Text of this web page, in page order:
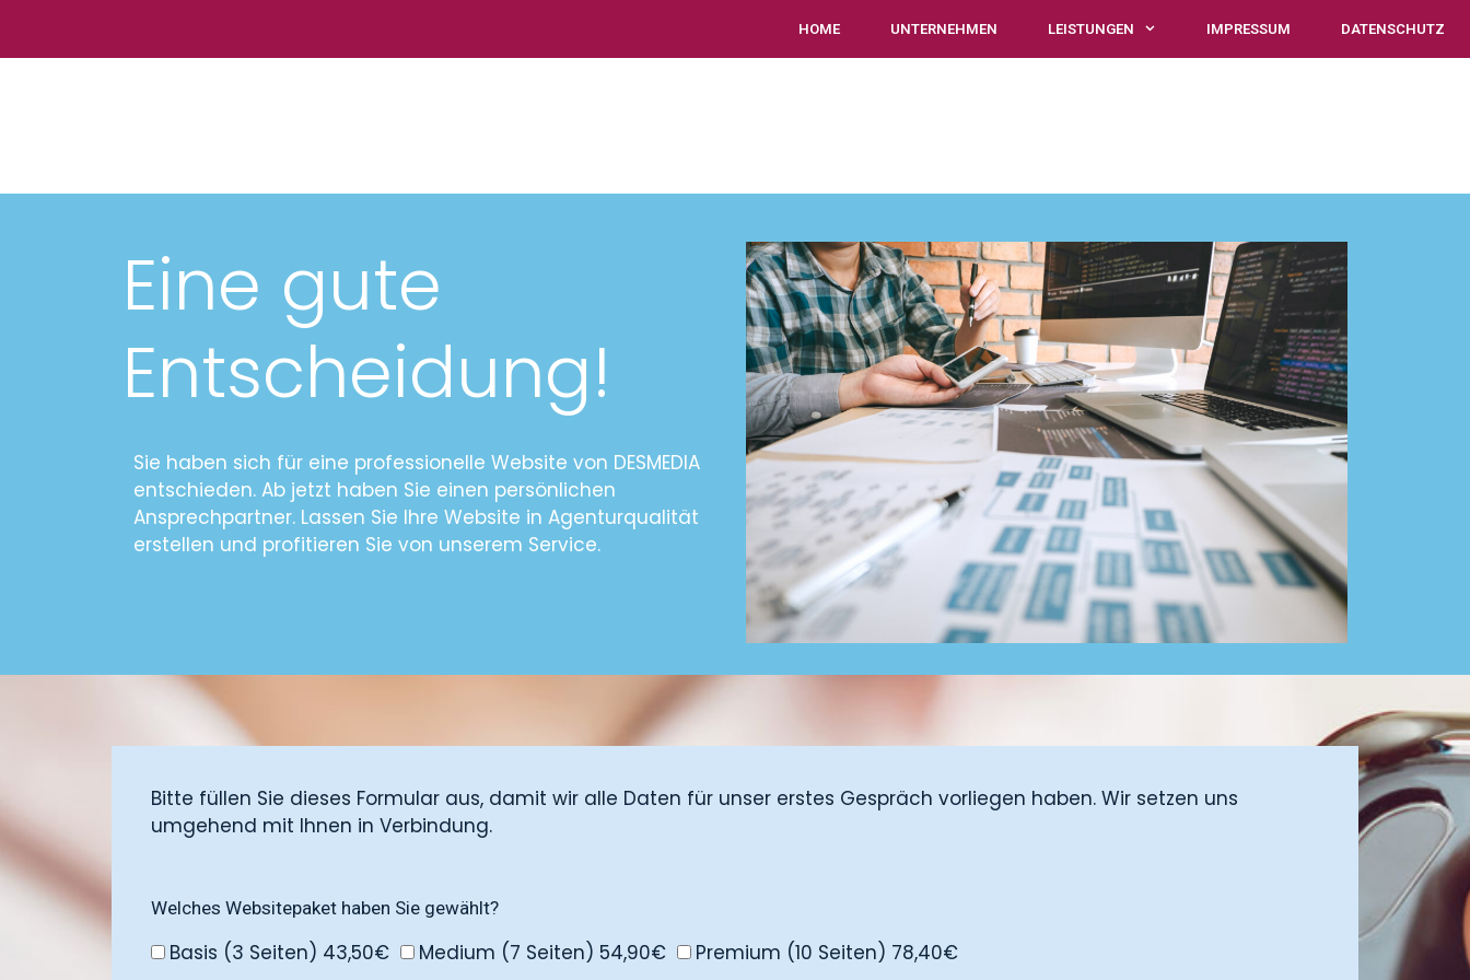
HOME UNTERNEHMEN LEISTUNGEN IMPRESSUM DATENSCHUTZ
Eine gute
Entscheidung!
Sie haben sich für eine professionelle Website von DESMEDIA
entschieden. Ab jetzt haben Sie einen persönlichen
Ansprechpartner. Lassen Sie Ihre Website in Agenturqualität
erstellen und profitieren Sie von unserem Service.
Bitte füllen Sie dieses Formular aus, damit wir alle Daten für unser erstes Gespräch vorliegen haben. Wir setzen uns
umgehend mit Ihnen in Verbindung.
Welches Websitepaket haben Sie gewählt?
Basis (3 Seiten) 43,50€ Medium (7 Seiten) 54,90€ Premium (10 Seiten) 78,40€